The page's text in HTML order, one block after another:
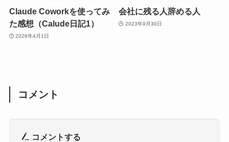
Claude Coworkを使ってみ
た感想（Calude日記1）
2026年4月1日
会社に残る人辞める人
2023年9月30日
コメント
コメントする